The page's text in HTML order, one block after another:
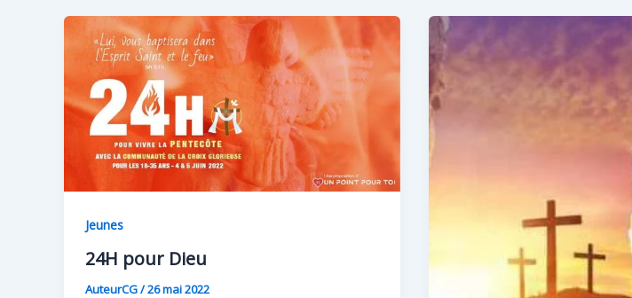
Jeunes
24H pour Dieu
AuteurCG/26 mai 2022